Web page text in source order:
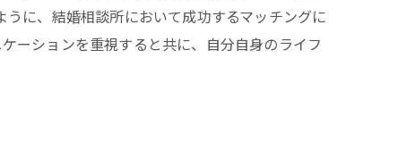
に、結婚相談所において成功するマッチングに
ーションを重視すると共に、自分自身のライフ